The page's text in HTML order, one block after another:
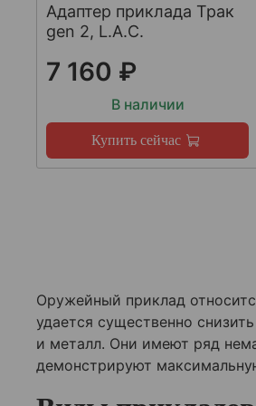
Адаптер приклада Трак
gen 2, L.A.C.
7 160 ₽
В наличии
Купить сейчас
Оружейный приклад
удается существенно
и металл. Они имеют ряд
демонстрируют